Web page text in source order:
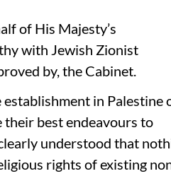
of His Majesty’s
with Jewish Zionist
by, the Cabinet.
in Palestine
their best endeavours to
understood that
rights of existing